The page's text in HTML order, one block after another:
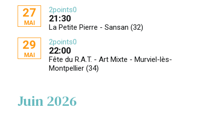
27
MAI
2points0
21:30
La Petite Pierre - Sansan (32)
29
MAI
2points0
22:00
Fête du R.A.T. - Art Mixte - Murviel-lès-
Montpellier (34)
Juin 2026